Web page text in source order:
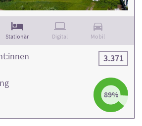
Stationär Digital Mobil
89%
3.371